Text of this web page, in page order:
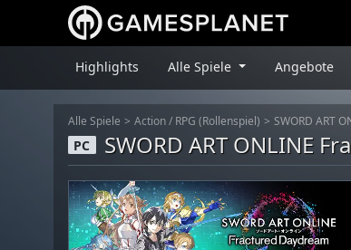
Highlights Alle Spiele Angebote
Alle Spiele Action / RPG (Rollenspiel) SWORD ART
PC SWORD ART ONLINE